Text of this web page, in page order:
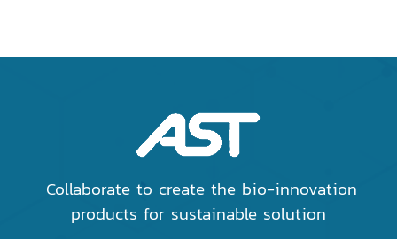
Collaborate to create the bio-innovation
products for sustainable solution